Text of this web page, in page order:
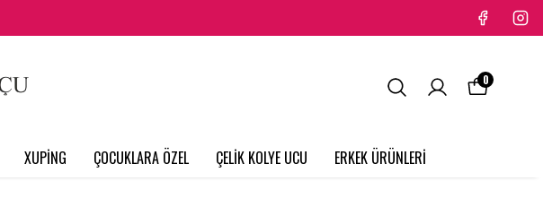
XUPİNG ÇOCUKLARA ÖZEL ÇELİK KOLYE UCU ERKEK ÜRÜNLERİ
0